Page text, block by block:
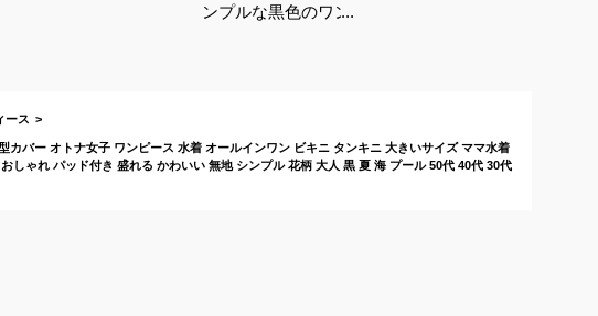
ンプルな黒色のワンピ
ース
カバー オトナ女子 ワンピース 水着 オールインワン ビキニ タンキニ 大きいサイズ ママ水着
しゃれ パッド付き 盛れる かわいい 無地 シンプル 花柄 大人 黒 夏 海 プール 50代 40代 30代